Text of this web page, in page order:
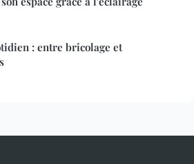
: entre bricolage et